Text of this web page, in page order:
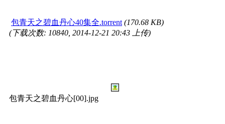
包青天之碧血丹心40集全.torrent (170.68 KB)
(下载次数: 10840, 2014-12-21 20:43 上传)
包青天之碧血丹心[00].jpg